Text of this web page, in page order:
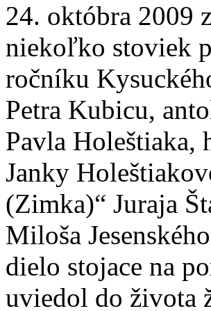
24. októbra 2009
niekoľko stoviek
ročníku
Petra Kubicu,
Pavla Holeštiaka,
Janky
(Zimka)“ Juraja
Miloša
dielo stojace na
uviedol do života